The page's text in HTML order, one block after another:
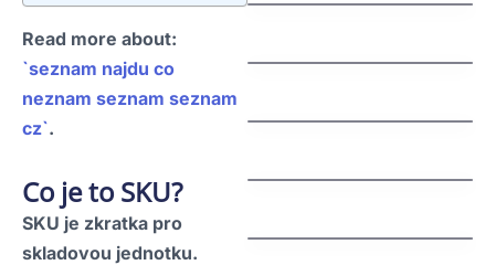
Read more about:
`seznam najdu co
neznam seznam seznam
cz`.
Co je to SKU?
SKU je zkratka pro
skladovou jednotku.